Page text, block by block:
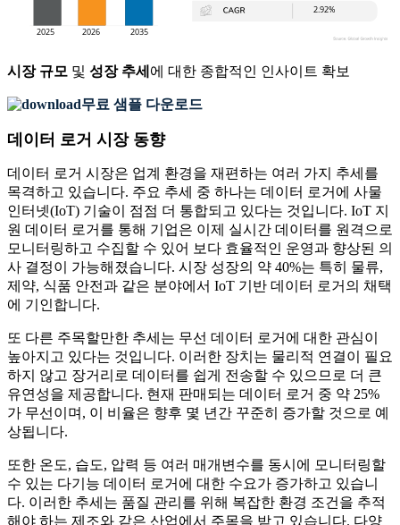
시장 규모 및 성장 추세 에 대한 종합적인 인사이트 확보
무료 샘플 다운로드
데이터 로거 시장 동향
데이터 로거 시장은 업계 환경을 재편하는 여러 가지 추세를
목격하고 있습니다. 주요 추세 중 하나는 데이터 로거에 사물
인터넷(IoT) 기술이 점점 더 통합되고 있다는 것입니다. IoT 지
원 데이터 로거를 통해 기업은 이제 실시간 데이터를 원격으로
모니터링하고 수집할 수 있어 보다 효율적인 운영과 향상된 의
사 결정이 가능해졌습니다. 시장 성장의 약 40%는 특히 물류,
제약, 식품 안전과 같은 분야에서 IoT 기반 데이터 로거의 채택
에 기인합니다.
또 다른 주목할만한 추세는 무선 데이터 로거에 대한 관심이
높아지고 있다는 것입니다. 이러한 장치는 물리적 연결이 필요
하지 않고 장거리로 데이터를 쉽게 전송할 수 있으므로 더 큰
유연성을 제공합니다. 현재 판매되는 데이터 로거 중 약 25%
가 무선이며, 이 비율은 향후 몇 년간 꾸준히 증가할 것으로 예
상됩니다.
또한 온도, 습도, 압력 등 여러 매개변수를 동시에 모니터링할
수 있는 다기능 데이터 로거에 대한 수요가 증가하고 있습니
다. 이러한 추세는 품질 관리를 위해 복잡한 환경 조건을 추적
해야 하는 제조와 같은 산업에서 주목을 받고 있습니다. 다양